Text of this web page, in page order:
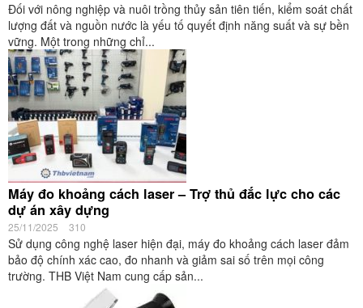
Đối với nông nghiệp và nuôi trồng thủy sản tiên tiến, kiểm soát chất
lượng đất và nguồn nước là yếu tố quyết định năng suất và sự bền
vững. Một trong những chỉ...
Máy đo khoảng cách laser – Trợ thủ đắc lực cho các
dự án xây dựng
25/11/2025 310
Sử dụng công nghệ laser hiện đại, máy đo khoảng cách laser đảm
bảo độ chính xác cao, đo nhanh và giảm sai số trên mọi công
trường. THB Việt Nam cung cấp sản...